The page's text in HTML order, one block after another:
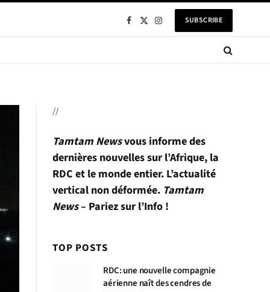
Facebook
X
InstagramSUBSCRIBE
//
Tamtam Newsvous informe des
dernières nouvelles sur l’Afrique, la
RDC et le monde entier. L’actualité
vertical non déformée. Tamtam
News– Pariez sur l’Info !
TOP POSTS
RDC: une nouvelle compagnie
aérienne naît des cendres de